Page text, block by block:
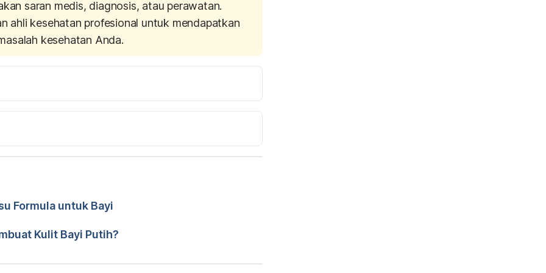
saran medis, diagnosis, atau perawatan.
ahli kesehatan profesional untuk mendapatkan
kesehatan Anda.
pmc/articles/PMC1595159/ Diakses pada 24
2019.
Carla Pramudita Susanto
Formula untuk Bayi
Kulit Bayi Putih?